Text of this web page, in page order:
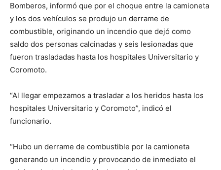
Bomberos, informó que por el choque entre la camioneta
y los dos vehículos se produjo un derrame de
combustible, originando un incendio que dejó como
saldo dos personas calcinadas y seis lesionadas que
fueron trasladadas hasta los hospitales Universitario y
Coromoto.
“Al llegar empezamos a trasladar a los heridos hasta los
hospitales Universitario y Coromoto”, indicó el
funcionario.
“Hubo un derrame de combustible por la camioneta
generando un incendio y provocando de inmediato el